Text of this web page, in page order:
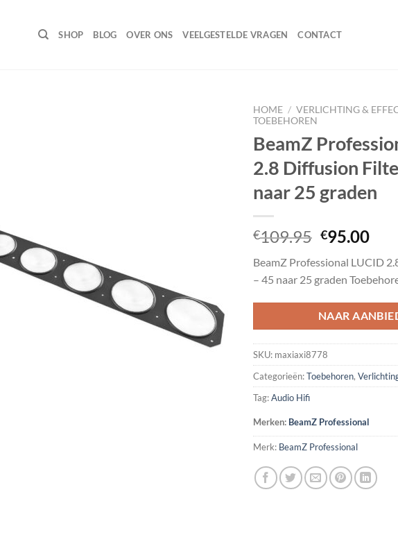
SHOP BLOG OVER ONS VEELGESTELDE VRAGEN CONTACT
HOME / VERLICHTING &
TOEBEHOREN
BeamZ
2.8 Diffusion
naar 25 graden
€109.95
was:
€109.95.
€95.00
is:
BeamZ Professional LUCID
– 45 naar 25 graden
NAAR
SKU: maxiaxi8778
Categorieën:Toebehoren,
Tag:Audio Hifi
Merken: BeamZ Professional
Merk: BeamZ Professional